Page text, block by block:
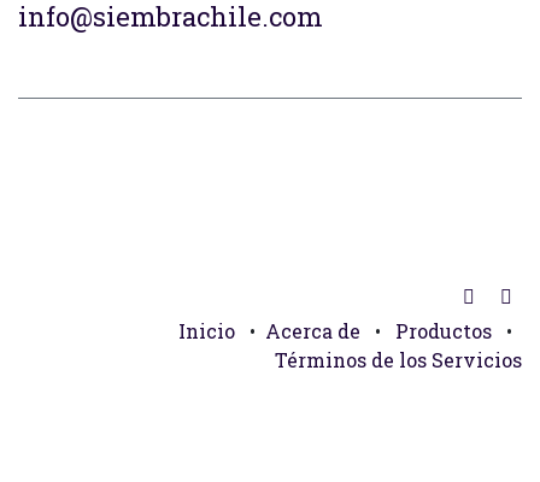
info@siembrachile.com
Inicio • Acerca de • Productos
•
Términos de los Servicios